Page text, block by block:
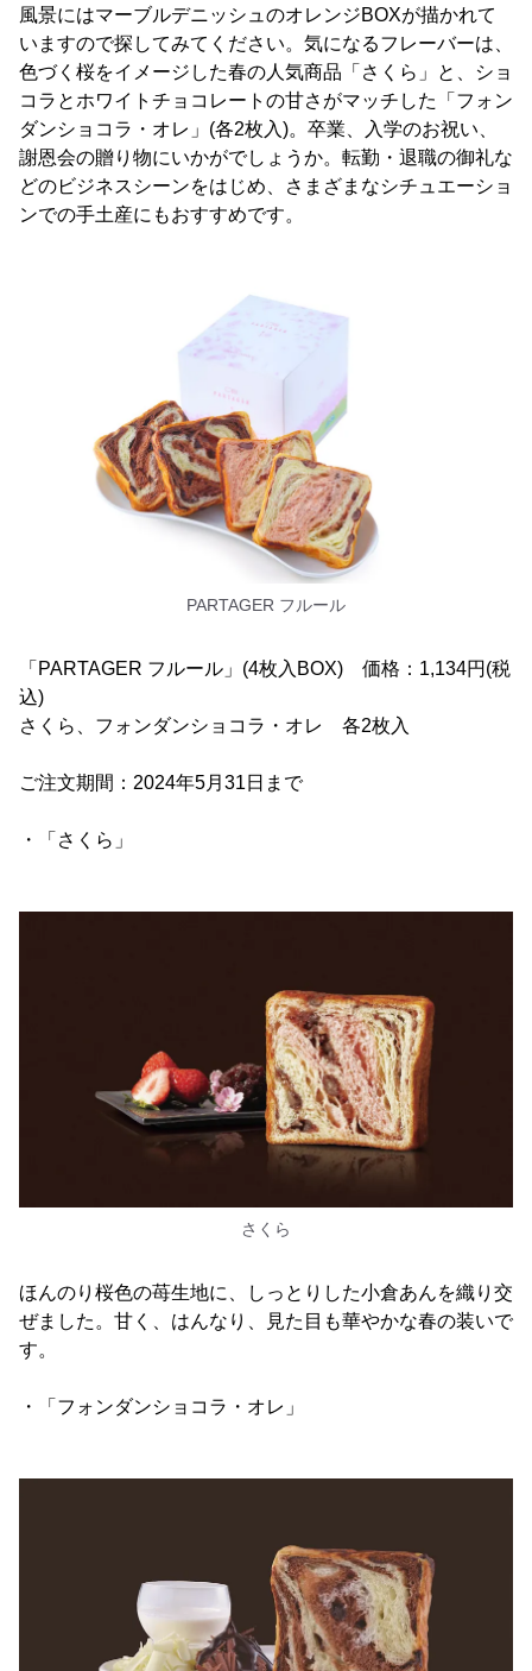
風景にはマーブルデニッシュのオレンジBOXが描かれて
いますので探してみてください。気になるフレーバーは、
色づく桜をイメージした春の人気商品「さくら」と、ショ
コラとホワイトチョコレートの甘さがマッチした「フォン
ダンショコラ・オレ」(各2枚入)。卒業、入学のお祝い、
謝恩会の贈り物にいかがでしょうか。転勤・退職の御礼な
どのビジネスシーンをはじめ、さまざまなシチュエーショ
ンでの手土産にもおすすめです。
PARTAGER フルール
「PARTAGER フルール」(4枚入BOX) 価格：1,134円(税
込)
さくら、フォンダンショコラ・オレ 各2枚入
ご注文期間：2024年5月31日まで
・「さくら」
さくら
ほんのり桜色の苺生地に、しっとりした小倉あんを織り交
ぜました。甘く、はんなり、見た目も華やかな春の装いで
す。
・「フォンダンショコラ・オレ」